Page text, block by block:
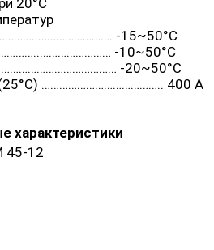
20°С
-15~50°C
-10~50°C
-20~50°C
………………………………….. 400 A
характеристики
45-12